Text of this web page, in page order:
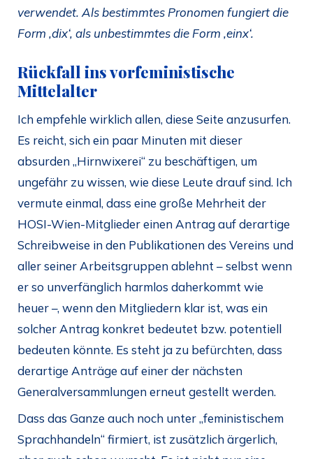
verwendet. Als bestimmtes Pronomen fungiert die
Form ‚dix‘, als unbestimmtes die Form ‚einx‘.
Rückfall ins vorfeministische
Mittelalter
Ich empfehle wirklich allen, diese Seite anzusurfen.
Es reicht, sich ein paar Minuten mit dieser
absurden „Hirnwixerei“ zu beschäftigen, um
ungefähr zu wissen, wie diese Leute drauf sind. Ich
vermute einmal, dass eine große Mehrheit der
HOSI-Wien-Mitglieder einen Antrag auf derartige
Schreibweise in den Publikationen des Vereins und
aller seiner Arbeitsgruppen ablehnt – selbst wenn
er so unverfänglich harmlos daherkommt wie
heuer –, wenn den Mitgliedern klar ist, was ein
solcher Antrag konkret bedeutet bzw. potentiell
bedeuten könnte. Es steht ja zu befürchten, dass
derartige Anträge auf einer der nächsten
Generalversammlungen erneut gestellt werden.
Dass das Ganze auch noch unter „feministischem
Sprachhandeln“ firmiert, ist zusätzlich ärgerlich,